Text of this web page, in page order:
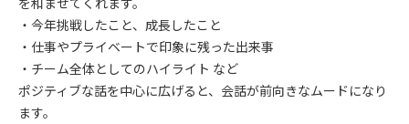
・今年挑戦したこと、成長したこと
・仕事やプライベートで印象に残った出来事
・チーム全体としてのハイライト など
ポジティブな話を中心に広げると、会話が前向きなムードになり
ます。